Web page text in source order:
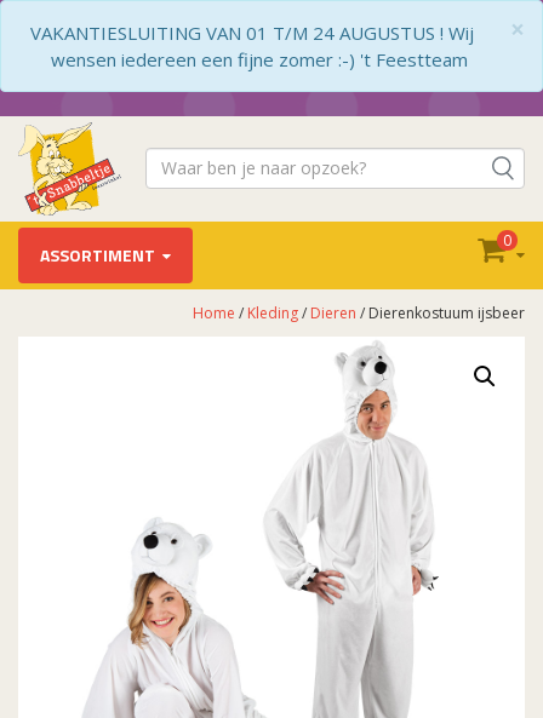
×
VAKANTIESLUITING VAN 01 T/M 24 AUGUSTUS ! Wij
wensen iedereen een fijne zomer :-) 't Feestteam
ASSORTIMENT
0
Home / Kleding/ Dieren / Dierenkostuum ijsbeer